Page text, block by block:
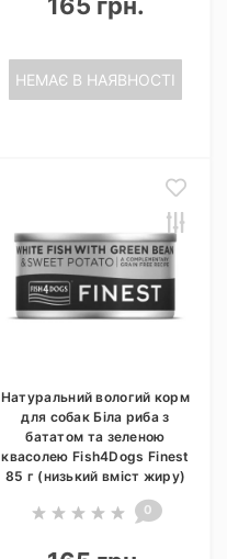
НЕМАЄ В НАЯВНОСТІ
Натуральний вологий корм
для собак Біла риба з
бататом та зеленою
квасолею Fish4Dogs Finest
85 г (низький вміст жиру)
0